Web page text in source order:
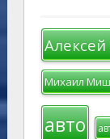
Михаил
авто